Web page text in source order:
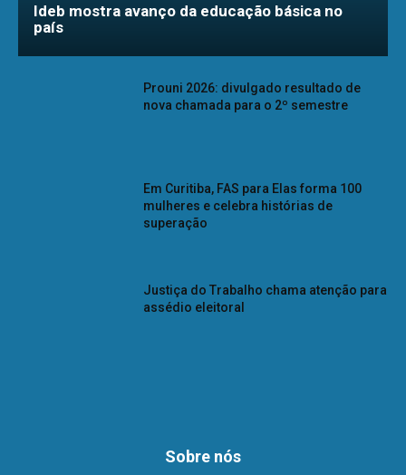
Ideb mostra avanço da educação básica no
país
Prouni 2026: divulgado resultado de
nova chamada para o 2º semestre
Em Curitiba, FAS para Elas forma 100
mulheres e celebra histórias de
superação
Justiça do Trabalho chama atenção para
assédio eleitoral
Sobre nós